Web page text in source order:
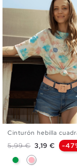
Cinturón hebilla
Precio base
5,99 € Precio
3,19 € -
VerdeRosa Claro